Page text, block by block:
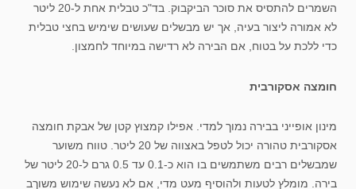
השמרים להתסיס את סוכר הביקבוק. בד"כ טבלית אחת ל-20 ליטר
לא אמורה ליצור בעיה, אך יש מבשלים שעושים שימיש בחצי טבלית
כדי ללכת על בטוח, אם הבירה לא רדישה במיוחד לחמצון.
חומצה אסקורבית
מינון אופייני בבירה נמוך למדי. אפילו קמצוץ קטן של אבקת חומצה
אסקורבית טהורה יכול לטפל באצווה של 20 ליטר. טווח משוער
שמבשלים רבים משתמשים בו הוא כ-0.1 עד 0.5 גרם ל-20 ליטר של
בירה. מומלץ לטעות ולהוסיף מעט מדי, אם לא נעשה שימוש משוךב